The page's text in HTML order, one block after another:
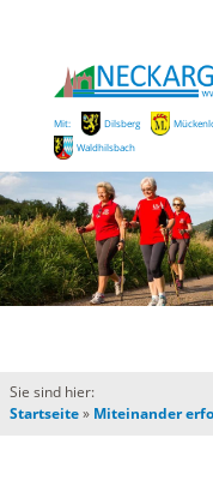
Mit: Dilsberg
Waldhilsbach
Sie sind hier:
Startseite» Miteinander